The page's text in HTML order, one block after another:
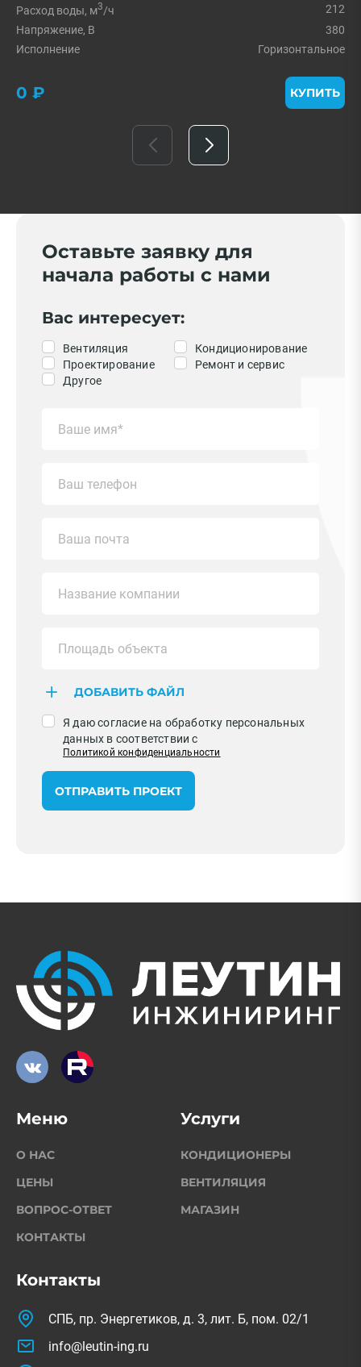
Расход воды, м3/ч
212
Напряжение, В
380
Исполнение
Горизонтальное
0 ₽ КУПИТЬ
Оставьте заявку для
начала работы с нами
Вас интересует:
Вентиляция
Кондиционирование
Проектирование
Ремонт и сервис
Другое
ДОБАВИТЬ ФАЙЛ
Я даю согласие на обработку персональных
данных в соответствии с
Политикой конфиденциальности
ОТПРАВИТЬ ПРОЕКТ
Контакты
СПБ, пр. Энергетиков, д. 3, лит. Б, пом. 02/1
info@leutin-ing.ru
Меню
О НАС
ЦЕНЫ
ВОПРОС-ОТВЕТ
КОНТАКТЫ
Услуги
КОНДИЦИОНЕРЫ
ВЕНТИЛЯЦИЯ
МАГАЗИН